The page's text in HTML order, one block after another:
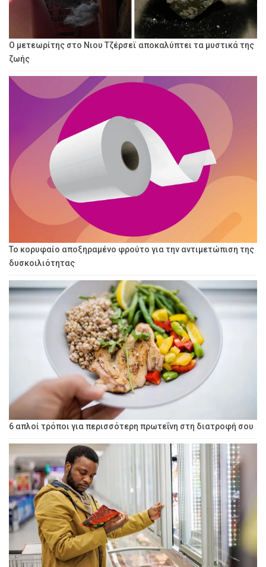
Ο μετεωρίτης στο Νιου Τζέρσεϊ αποκαλύπτει τα μυστικά της
ζωής
Το κορυφαίο αποξηραμένο φρούτο για την αντιμετώπιση της
δυσκοιλιότητας
6 απλοί τρόποι για περισσότερη πρωτεΐνη στη διατροφή σου